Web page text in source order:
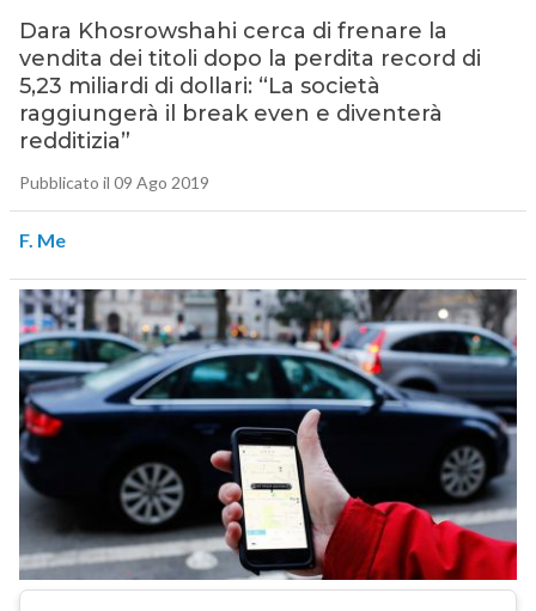
Dara Khosrowshahi cerca di frenare la
vendita dei titoli dopo la perdita record di
5,23 miliardi di dollari: “La società
raggiungerà il break even e diventerà
redditizia”
Pubblicato il 09 Ago 2019
F. Me